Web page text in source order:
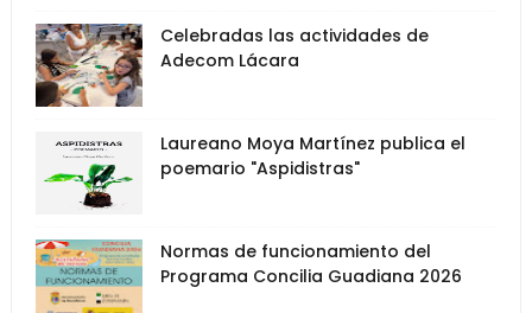
Celebradas las actividades de
Adecom Lácara
Laureano Moya Martínez publica el
poemario "Aspidistras"
Normas de funcionamiento del
Programa Concilia Guadiana 2026